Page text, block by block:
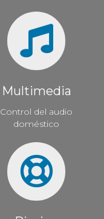
Multimedia
Control del audio
doméstico